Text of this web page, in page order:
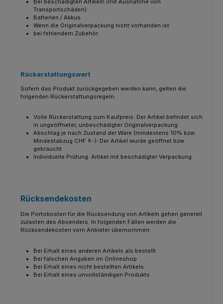
Transportschäden)
Batterien / Akkus
Wenn die Originalverpackung nicht vorhanden ist
bei fehlendem Zubehör
Rückerstattungswert
Sofern das Produkt zurückgegeben werden kann, gelten die
folgenden Rückerstattungsregeln:
Volle Rückerstattung zum Kaufpreis: Der Artikel befindet sich
in ungeöffneter, unbeschädigter Originalverpackung
Abschlag je nach Zustand der Ware (mindestens 10% bzw.
Mindestabzug CHF 9.-): Der Artikel wurde geöffnet bzw.
gebraucht
Individuelle Prüfung: Artikel mit beschädigter Verpackung
Rücksendekosten
Die Portokosten für die Rücksendung von Artikeln gehen generell
zulasten des Absenders. In folgenden Fällen werden die
Rücksendekosten vom Anbieter übernommen:
Bei Erhalt eines anderen Artikels als bestellt
Bei falschen Angaben im Onlineshop
Bei Erhalt eines nicht bestellten Artikels
Bei Erhalt eines unvollständigen Produkts